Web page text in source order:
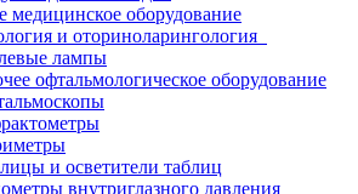
медицинское оборудование
и оториноларингология
лампы
офтальмологическое оборудование
и осветители таблиц
внутриглазного давления